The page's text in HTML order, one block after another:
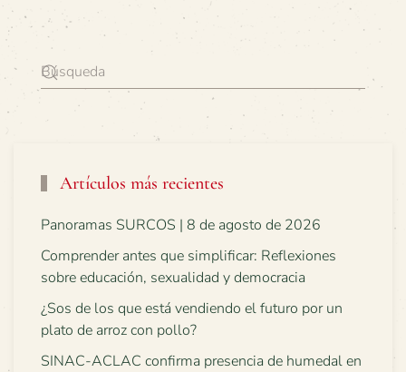
Artículos más recientes
Panoramas SURCOS | 8 de agosto de 2026
Comprender antes que simplificar: Reflexiones
sobre educación, sexualidad y democracia
¿Sos de los que está vendiendo el futuro por un
plato de arroz con pollo?
SINAC-ACLAC confirma presencia de humedal en